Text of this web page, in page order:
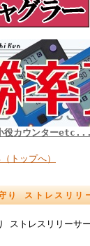
役カウンター
トップへ）
り ストレスリ
ストレスリリー